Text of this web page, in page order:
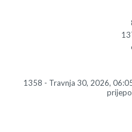
1358 - Travnja 30, 2026,